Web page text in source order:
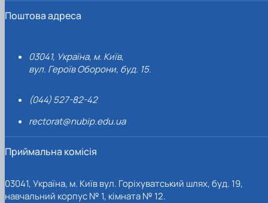
Поштова адреса
03041, Україна, м. Київ,
вул. Героїв Оборони, буд. 15.
(044) 527-82-42
rectorat@nubip.edu.ua
Приймальна комісія
03041, Україна, м. Київ вул. Горіхуватський шлях, буд. 19,
навчальний корпус № 1, кімната № 12.